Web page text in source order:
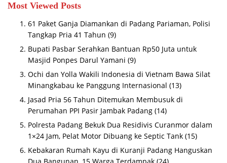
Most Viewed Posts
61 Paket Ganja Diamankan di Padang Pariaman, Polisi
Tangkap Pria 41 Tahun (9)
Bupati Pasbar Serahkan Bantuan Rp50 Juta untuk
Masjid Ponpes Darul Yamani (9)
Ochi dan Yolla Wakili Indonesia di Vietnam Bawa Silat
Minangkabau ke Panggung Internasional (13)
Jasad Pria 56 Tahun Ditemukan Membusuk di
Perumahan PPI Pasir Jambak Padang (14)
Polresta Padang Bekuk Dua Residivis Curanmor dalam
1×24 Jam, Pelat Motor Dibuang ke Septic Tank (15)
Kebakaran Rumah Kayu di Kuranji Padang Hanguskan